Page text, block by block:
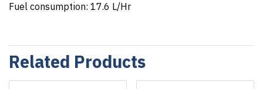
Fuel consumption: 17.6 L/Hr
Related Products